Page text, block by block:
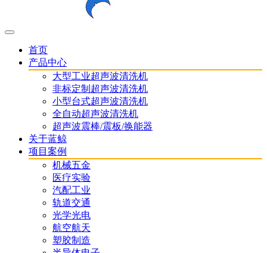
首页
产品中心
大型工业超声波清洗机
非标定制超声波清洗机
小型台式超声波清洗机
全自动超声波清洗机
超声波震棒/震板/换能器
关于蓝鲸
项目案例
机械五金
医疗实验
汽配工业
轨道交通
光学光电
航空航天
塑胶制造